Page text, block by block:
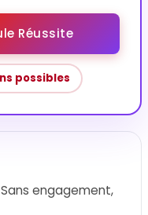
Réussite
possibles
engagement,